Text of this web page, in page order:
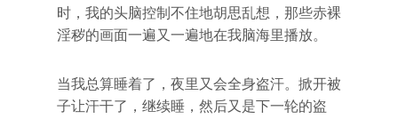
时，我的头脑控制不住地胡思乱想，那些赤裸
淫秽的画面一遍又一遍地在我脑海里播放。
当我总算睡着了，夜里又会全身盗汗。掀开被
子让汗干了，继续睡，然后又是下一轮的盗